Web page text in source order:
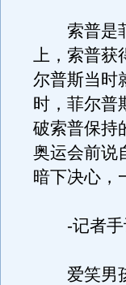
索普是菲
上，索普获
尔普斯当时
时，菲尔普
破索普保持
奥运会前说
暗下决心，
-记者手
爱笑男